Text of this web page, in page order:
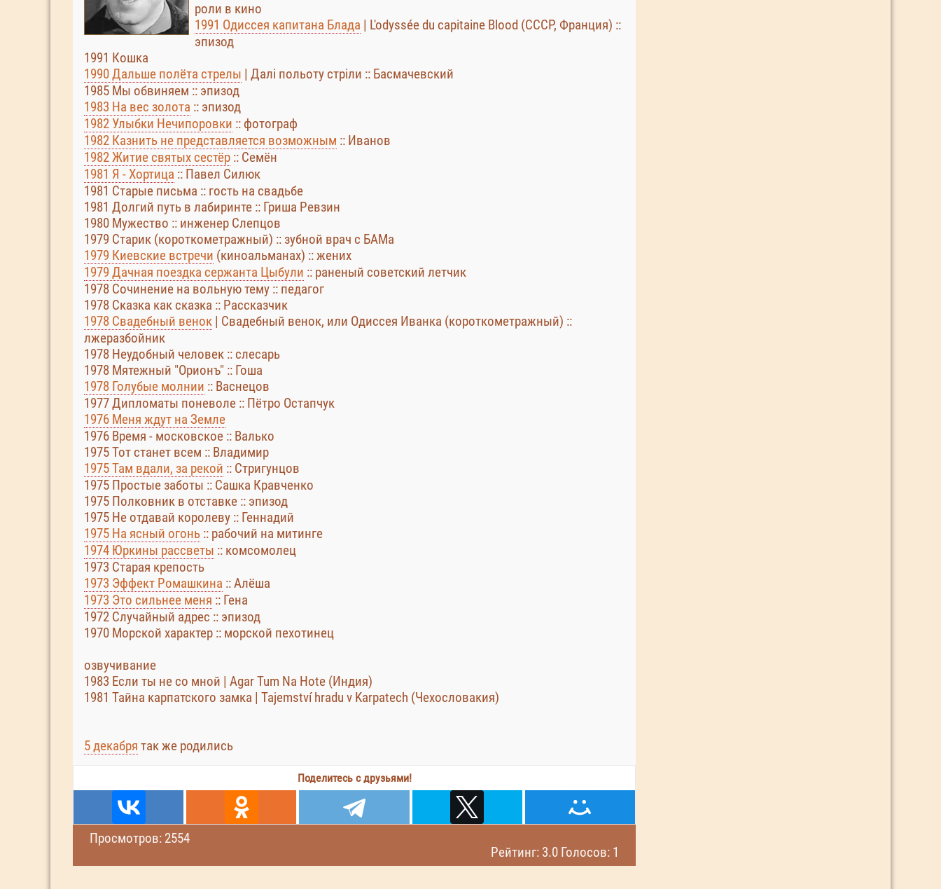
роли в кино
1991 Одиссея капитана Блада | L'odyssée du capitaine Blood (СССР, Франция) ::
эпизод
1991 Кошка
1990 Дальше полёта стрелы | Далi польоту стрiли :: Басмачевский
1985 Мы обвиняем :: эпизод
1983 На вес золота :: эпизод
1982 Улыбки Нечипоровки :: фотограф
1982 Казнить не представляется возможным :: Иванов
1982 Житие святых сестёр :: Семён
1981 Я - Хортица :: Павел Силюк
1981 Старые письма :: гость на свадьбе
1981 Долгий путь в лабиринте :: Гриша Ревзин
1980 Мужество :: инженер Слепцов
1979 Старик (короткометражный) :: зубной врач с БАМа
1979 Киевские встречи (киноальманах) :: жених
1979 Дачная поездка сержанта Цыбули :: раненый советский летчик
1978 Сочинение на вольную тему :: педагог
1978 Сказка как сказка :: Рассказчик
1978 Свадебный венок | Свадебный венок, или Одиссея Иванка (короткометражный) ::
лжеразбойник
1978 Неудобный человек :: слесарь
1978 Мятежный "Орионъ" :: Гоша
1978 Голубые молнии :: Васнецов
1977 Дипломаты поневоле :: Пётро Остапчук
1976 Меня ждут на Земле
1976 Время - московское :: Валько
1975 Тот станет всем :: Владимир
1975 Там вдали, за рекой :: Стригунцов
1975 Простые заботы :: Сашка Кравченко
1975 Полковник в отставке :: эпизод
1975 Не отдавай королеву :: Геннадий
1975 На ясный огонь :: рабочий на митинге
1974 Юркины рассветы :: комсомолец
1973 Старая крепость
1973 Эффект Ромашкина :: Алёша
1973 Это сильнее меня :: Гена
1972 Случайный адрес :: эпизод
1970 Морской характер :: морской пехотинец
озвучивание
1983 Если ты не со мной | Agar Tum Na Hote (Индия)
1981 Тайна карпатского замка | Tajemství hradu v Karpatech (Чехословакия)
5 декабря так же родились
Поделитесь с друзьями!
Просмотров: 2554
Рейтинг: 3.0 Голосов: 1